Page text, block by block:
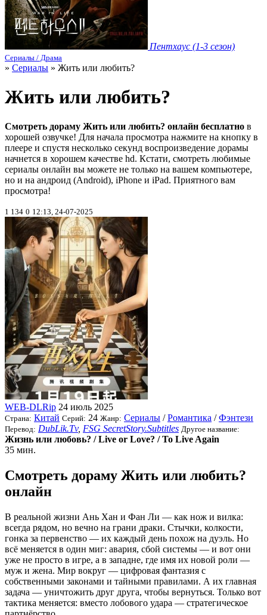
Пентхаус (1-3 сезон)
Сериалы / Драма
» Сериалы » Жить или любить?
Жить или любить?
Смотреть дораму Жить или любить? онлайн бесплатно в
хорошей озвучке! Для начала просмотра нажмите на кнопку в
плеере и спустя несколько секунд воспроизведение дорамы
начнется в хорошем качестве hd. Кстати, смотреть любимые
сериалы онлайн вы можете не только на вашем компьютере,
но и на андроид (Android), iPhone и iPad. Приятного вам
просмотра!
1 134 0 12:13, 24-07-2025
WEB-DLRip 24 июль 2025
Страна: Китай Серий: 24 Жанр: Сериалы /Романтика /Фэнтези
Перевод: DubLik.Tv, FSG SecretStory.Subtitles Другое название:
Жизнь или любовь? / Live or Love? / To Live Again
35 мин.
Смотреть дораму Жить или любить?
онлайн
В реальной жизни Ань Хан и Фан Ли — как нож и вилка:
всегда рядом, но вечно на грани драки. Стычки, колкости,
гонка за первенство — их каждый день похож на дуэль. Но
всё меняется в один миг: авария, сбой системы — и вот они
уже не просто в игре, а в западне, где имя их новой роли —
муж и жена. Мир вокруг — цифровая фантазия с
собственными законами и тайными правилами. А их главная
задача — уничтожить друг друга, чтобы вернуться. Только вот
тактика меняется: вместо лобового удара — стратегическое